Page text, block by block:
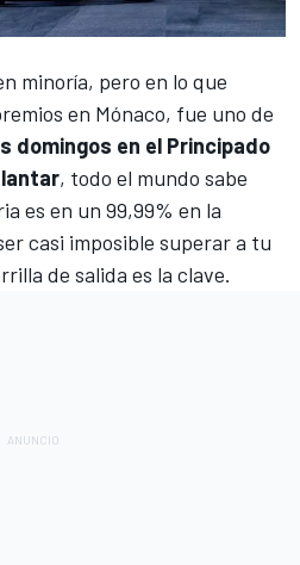
minoría, pero en lo que
en Mónaco, fue uno de
domingos en el Principado
, todo el mundo sabe
es en un 99,99% en la
casi imposible superar a tu
de salida es la clave.